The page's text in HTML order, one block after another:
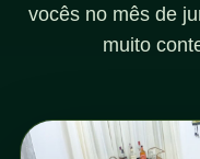
vocês no mês de
muito